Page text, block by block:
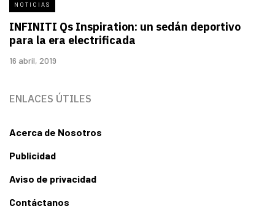
NOTICIAS
INFINITI Qs Inspiration: un sedán deportivo
para la era electrificada
16 abril, 2019
ENLACES ÚTILES
Acerca de Nosotros
Publicidad
Aviso de privacidad
Contáctanos